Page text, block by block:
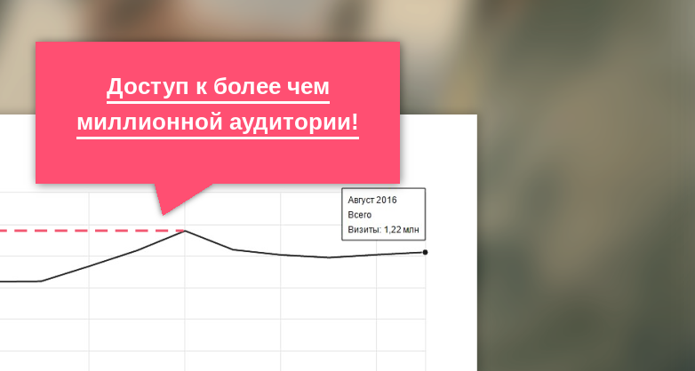
Доступ к более чем
миллионной аудитории!